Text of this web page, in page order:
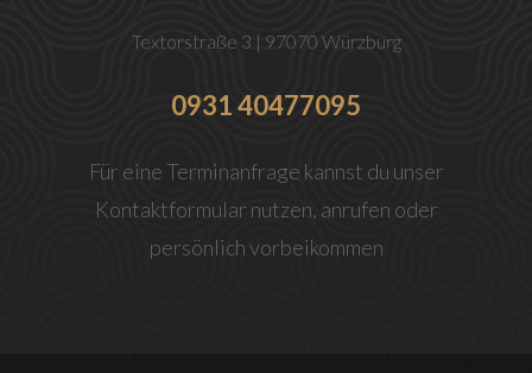
Textorstraße 3 | 97070 Würzburg
0931 40477095
Für eine Terminanfrage kannst du unser
Kontaktformular nutzen, anrufen oder
persönlich vorbeikommen